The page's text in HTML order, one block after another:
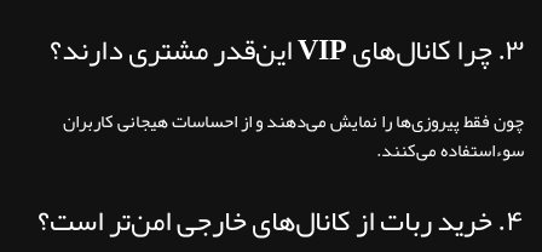
۳. چرا کانال‌های VIP این‌قدر مشتری دارند؟
چون فقط پیروزی‌ها را نمایش می‌دهند و از احساسات هیجانی کاربران
سوءاستفاده می‌کنند.
۴. خرید ربات از کانال‌های خارجی امن‌تر است؟